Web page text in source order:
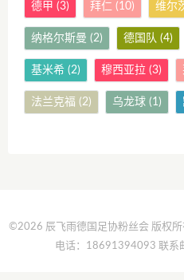
德甲 (3) 拜仁 (10) 维尔
纳格尔斯曼 (2) 德国队 (4)
基米希 (2) 穆西亚拉 (3)
法兰克福 (2) 乌龙球 (1)
©2026 辰飞雨德国足协粉丝会 版权所
电话：18691394093 联系